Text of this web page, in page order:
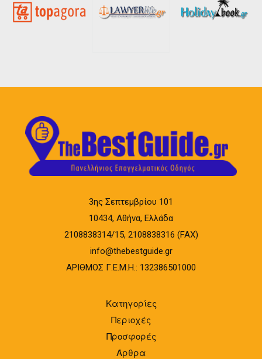
3ης Σεπτεμβρίου 101
10434, Αθήνα, Ελλάδα
2108838314/15, 2108838316 (FAX)
info@thebestguide.gr
ΑΡΙΘΜΟΣ Γ.Ε.Μ.Η.: 132386501000
Κατηγορίες
Περιοχές
Προσφορές
Άρθρα